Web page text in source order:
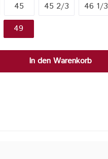
45 45 2/3
46 1/3
49
In den Warenkorb